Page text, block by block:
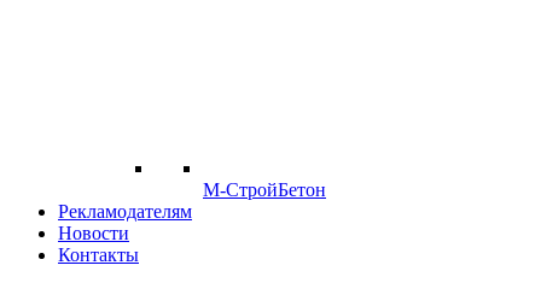
М-СтройБетон
Рекламодателям
Новости
Контакты